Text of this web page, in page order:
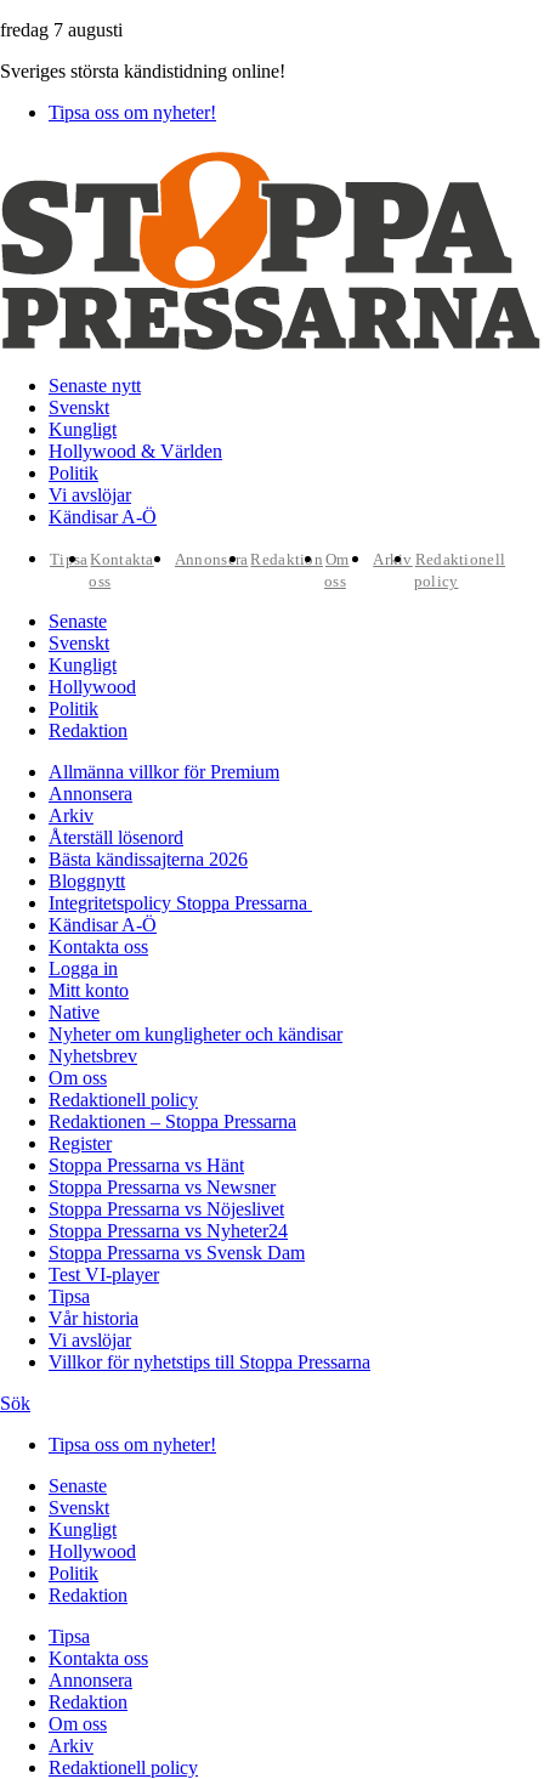
fredag 7 augusti
Sveriges största kändistidning online!
Tipsa oss om nyheter!
Senaste nytt
Svenskt
Kungligt
Hollywood & Världen
Politik
Vi avslöjar
Kändisar A-Ö
TipsaKontakta
oss
AnnonseraRedaktion Om
oss
Arkiv Redaktionell
policy
Senaste
Svenskt
Kungligt
Hollywood
Politik
Redaktion
Allmänna villkor för Premium
Annonsera
Arkiv
Återställ lösenord
Bästa kändissajterna 2026
Bloggnytt
Integritetspolicy Stoppa Pressarna
Kändisar A-Ö
Kontakta oss
Logga in
Mitt konto
Native
Nyheter om kungligheter och kändisar
Nyhetsbrev
Om oss
Redaktionell policy
Redaktionen – Stoppa Pressarna
Register
Stoppa Pressarna vs Hänt
Stoppa Pressarna vs Newsner
Stoppa Pressarna vs Nöjeslivet
Stoppa Pressarna vs Nyheter24
Stoppa Pressarna vs Svensk Dam
Test VI-player
Tipsa
Vår historia
Vi avslöjar
Villkor för nyhetstips till Stoppa Pressarna
Sök
Tipsa oss om nyheter!
Senaste
Svenskt
Kungligt
Hollywood
Politik
Redaktion
Tipsa
Kontakta oss
Annonsera
Redaktion
Om oss
Arkiv
Redaktionell policy